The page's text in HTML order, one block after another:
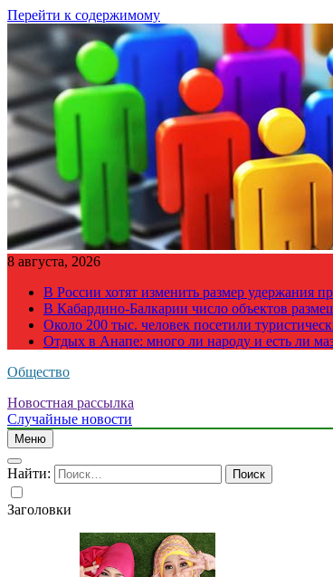
Перейти к содержимому
8 августа, 2026
В России хотят изменить размер удержания
В Кабардино-Балкарии число объектов
Около 200 тыс. человек посетили
Отдых в Анапе: много ли народу и есть ли
Общество
Новостная рассылка
Случайные новости
Меню
Найти:
Заголовки